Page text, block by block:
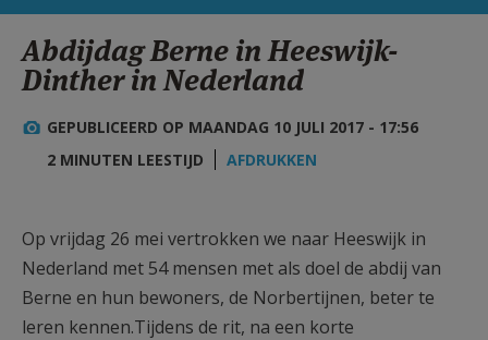
ZOEKEN
HULP
STARTPAGINA PORTAAL
AANMELDEN OF REGISTREREN
Abdijdag Berne in Heeswijk-
Dinther in Nederland
GEPUBLICEERD OP MAANDAG 10 JULI 2017 - 17:56
2 MINUTEN LEESTIJD
AFDRUKKEN
Op vrijdag 26 mei vertrokken we naar Heeswijk in
Nederland met 54 mensen met als doel de abdij van
Berne en hun bewoners, de Norbertijnen, beter te
leren kennen.Tijdens de rit, na een korte